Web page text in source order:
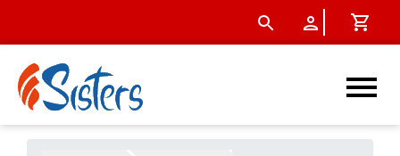
Cartellina atti Favini -